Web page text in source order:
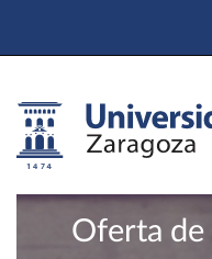
Oferta de